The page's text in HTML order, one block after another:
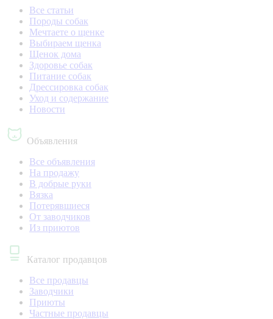
Все статьи
Породы собак
Мечтаете о щенке
Выбираем щенка
Щенок дома
Здоровье собак
Питание собак
Дрессировка собак
Уход и содержание
Новости
Объявления
Все объявления
На продажу
В добрые руки
Вязка
Потерявшиеся
От заводчиков
Из приютов
Каталог продавцов
Все продавцы
Заводчики
Приюты
Частные продавцы